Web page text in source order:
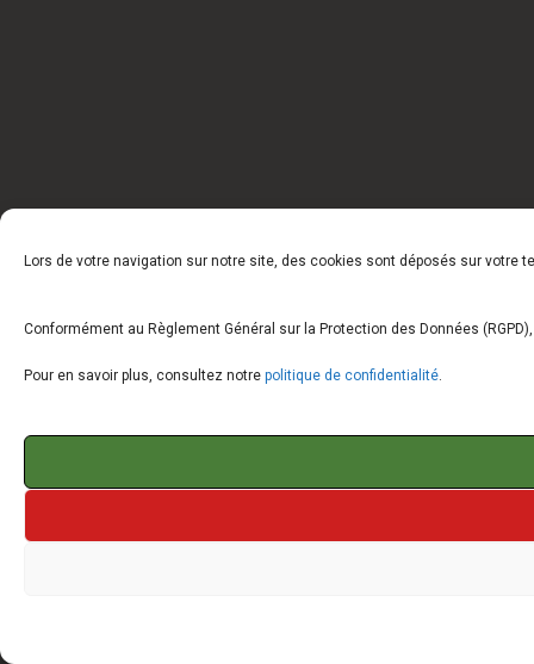
Lors de votre navigation sur notre site, des cookies sont déposés sur votre
Conformément au Règlement Général sur la Protection des Données
Pour en savoir plus, consultez notre politique de confidentialité.